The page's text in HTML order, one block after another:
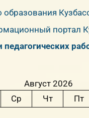
образования
портал
Август 2026
Ср Чт Пт